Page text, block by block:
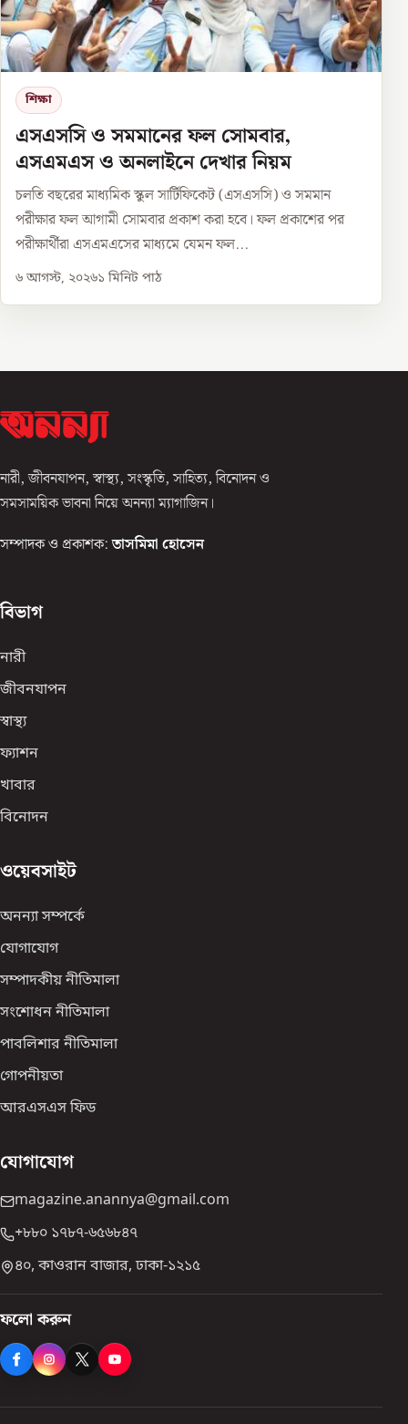
শিক্ষা
এসএসসি ও সমমানের ফল সোমবার,
এসএমএস ও অনলাইনে দেখার নিয়ম
চলতি বছরের মাধ্যমিক স্কুল সার্টিফিকেট (এসএসসি) ও সমমান
পরীক্ষার ফল আগামী সোমবার প্রকাশ করা হবে। ফল প্রকাশের পর
পরীক্ষার্থীরা এসএমএসের মাধ্যমে যেমন ফল...
৬ আগস্ট, ২০২৬১ মিনিট পাঠ
নারী, জীবনযাপন, স্বাস্থ্য, সংস্কৃতি, সাহিত্য, বিনোদন ও
সমসাময়িক ভাবনা নিয়ে অনন্যা ম্যাগাজিন।
সম্পাদক ও প্রকাশক: তাসমিমা হোসেন
বিভাগ
নারী
জীবনযাপন
স্বাস্থ্য
ফ্যাশন
খাবার
বিনোদন
ওয়েবসাইট
অনন্যা সম্পর্কে
যোগাযোগ
সম্পাদকীয় নীতিমালা
সংশোধন নীতিমালা
পাবলিশার নীতিমালা
গোপনীয়তা
আরএসএস ফিড
যোগাযোগ
magazine.anannya@gmail.com
+৮৮০ ১৭৮৭-৬৫৬৮৪৭
৪০, কাওরান বাজার, ঢাকা-১২১৫
ফলো করুন